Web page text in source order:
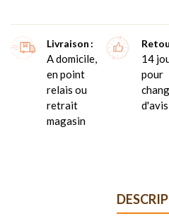
Livraison
A domicile,
en point
relais ou
retrait
magasin
14
pour
d'avis